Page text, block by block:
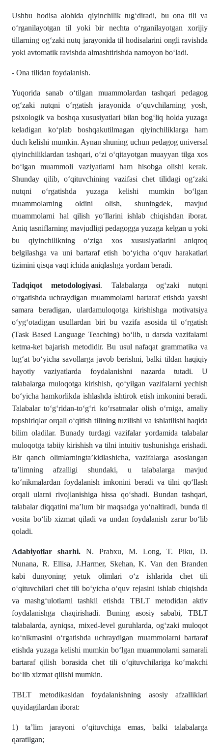
Ushbu hodisa alohida qiyinchilik tug‘diradi, bu ona tili va
o‘rganilayotgan til yoki bir nechta o‘rganilayotgan xorijiy
tillarning og‘zaki nutq jarayonida til hodisalarini ongli ravishda
yoki avtomatik ravishda almashtirishda namoyon bo‘ladi.
- Ona tilidan foydalanish.
Yuqorida sanab o‘tilgan muammolardan tashqari pedagog
og‘zaki nutqni o‘rgatish jarayonida o‘quvchilarning yosh,
psixologik va boshqa xususiyatlari bilan bog‘liq holda yuzaga
keladigan ko‘plab boshqakutilmagan qiyinchiliklarga ham
duch kelishi mumkin. Aynan shuning uchun pedagog universal
qiyinchiliklardan tashqari, o‘zi o‘qitayotgan muayyan tilga xos
bo‘lgan muammoli vaziyatlarni ham hisobga olishi kerak.
Shunday qilib, o‘qituvchining vazifasi chet tilidagi og‘zaki
nutqni o‘rgatishda yuzaga kelishi mumkin bo‘lgan
muammolarning oldini olish, shuningdek, mavjud
muammolarni hal qilish yo‘llarini ishlab chiqishdan iborat.
Aniq tasniflarning mavjudligi pedagogga yuzaga kelgan u yoki
bu qiyinchilikning o‘ziga xos xususiyatlarini aniqroq
belgilashga va uni bartaraf etish bo‘yicha o‘quv harakatlari
tizimini qisqa vaqt ichida aniqlashga yordam beradi.
Tadqiqot metodologiyasi. Talabalarga og‘zaki nutqni
o‘rgatishda uchraydigan muammolarni bartaraf etishda yaxshi
samara beradigan, ulardamuloqotga kirishishga motivatsiya
o‘yg‘otadigan usullardan biri bu vazifa asosida til o‘rgatish
(Task Based Language Teaching) bo‘lib, u darsda vazifalarni
ketma-ket bajarish metodidir. Bu usul nafaqat grammatika va
lug‘at bo‘yicha savollarga javob berishni, balki tildan haqiqiy
hayotiy vaziyatlarda foydalanishni nazarda tutadi. U
talabalarga muloqotga kirishish, qo‘yilgan vazifalarni yechish
bo‘yicha hamkorlikda ishlashda ishtirok etish imkonini beradi.
Talabalar to‘g‘ridan-to‘g‘ri ko‘rsatmalar olish o‘rniga, amaliy
topshiriqlar orqali o‘qitish tilining tuzilishi va ishlatilishi haqida
bilim oladilar. Bunady turdagi vazifalar yordamida talabalar
muloqotga tabiiy kirishish va tilni intuitiv tushunishga erishadi.
Bir qanch olimlarningta’kidlashicha, vazifalarga asoslangan
ta’limning afzalligi shundaki, u talabalarga mavjud
ko‘nikmalardan foydalanish imkonini beradi va tilni qo‘llash
orqali ularni rivojlanishiga hissa qo‘shadi. Bundan tashqari,
talabalar diqqatini ma’lum bir maqsadga yo‘naltiradi, bunda til
vosita bo‘lib xizmat qiladi va undan foydalanish zarur bo‘lib
qoladi.
Adabiyotlar sharhi. N. Prabxu, M. Long, T. Piku, D.
Nunana, R. Ellisa, J.Harmer, Skehan, K. Van den Branden
kabi dunyoning yetuk olimlari o‘z ishlarida chet tili
o‘qituvchilari chet tili bo‘yicha o‘quv rejasini ishlab chiqishda
va mashg‘ulotlarni tashkil etishda TBLT metodidan aktiv
foydalanishga chaqirishadi. Buning asosiy sababi, TBLT
talabalarda, ayniqsa, mixed-level guruhlarda, og‘zaki muloqot
ko‘nikmasini o‘rgatishda uchraydigan muammolarni bartaraf
etishda yuzaga kelishi mumkin bo‘lgan muammolarni samarali
bartaraf qilish borasida chet tili o‘qituvchilariga ko‘makchi
bo‘lib xizmat qilishi mumkin.
TBLT metodikasidan foydalanishning asosiy afzalliklari
quyidagilardan iborat:
1) ta’lim jarayoni o‘qituvchiga emas, balki talabalarga
qaratilgan;